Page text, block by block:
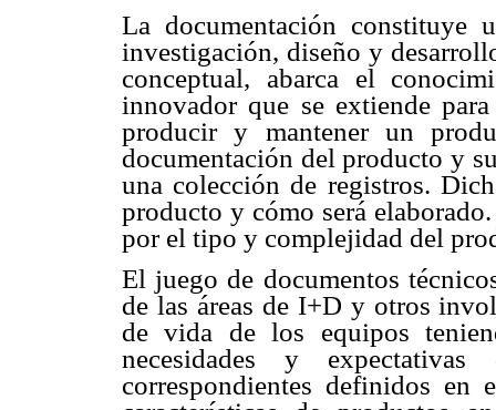
La documentación constituye
investigación, diseño y
conceptual, abarca el
innovador que se extiende
producir y mantener un
documentación del producto y
una colección de registros.
producto y cómo será
por el tipo y complejidad del
El juego de documentos
de las áreas de I+D y otros
de vida de los equipos
necesidades y
correspondientes definidos